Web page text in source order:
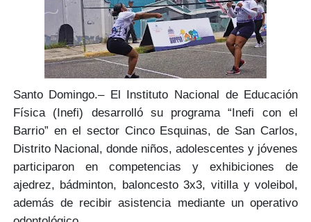
Santo Domingo.– El Instituto Nacional de Educación
Física(Inefi) desarrolló su programa“Inefi con el
Barrio” en el sector Cinco Esquinas, de San Carlos,
Distrito Nacional, donde niños, adolescentes y jóvenes
participaron en competencias y exhibiciones de
ajedrez, bádminton, baloncesto 3x3, vitilla y voleibol,
además de recibir asistencia mediante unoperativo